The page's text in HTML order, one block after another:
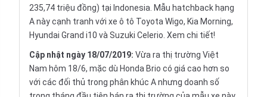
235,74 triệu đồng) tại Indonesia. Mẫu hatchback hạng
A này cạnh tranh với xe ô tô Toyota Wigo, Kia Morning,
Hyundai Grand i10 và Suzuki Celerio. Xem chi tiết!
Cập nhật ngày 18/07/2019: Vừa ra thị trường Việt
Nam hôm 18/6, mặc dù Honda Brio có giá cao hơn so
với các đối thủ trong phân khúc A nhưng doanh số